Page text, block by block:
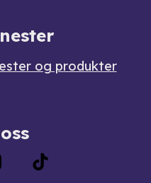
og produkter